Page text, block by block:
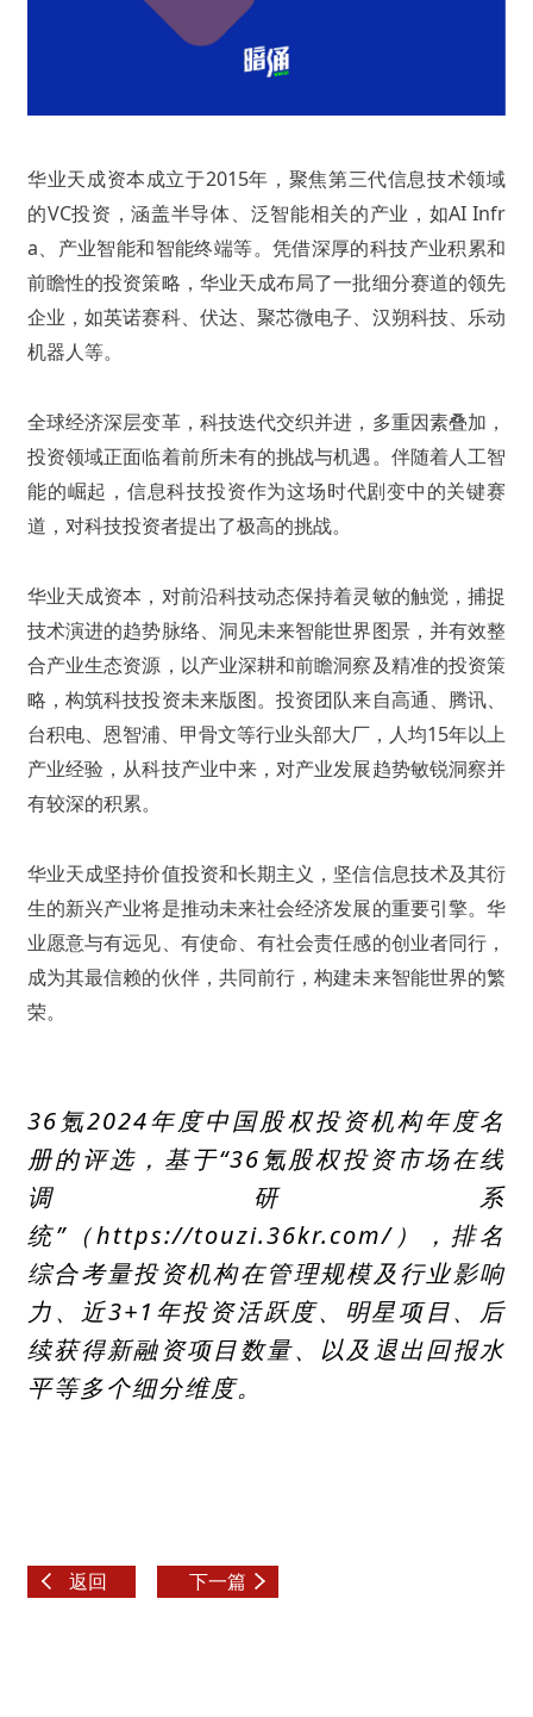
华业天成资本成立于2015年，聚焦第三代信息技术领域
的VC投资 ，涵盖半导体、泛智能相关的产业，如AI Infr
a、产业智能和智能终端等。凭借深厚的科技产业积累和
前瞻性的投资策略，华业天成布局了一批细分赛道的领先
企业，如英诺赛科、伏达、聚芯微电子、汉朔科技、乐动
机器人等。
全球经济深层变革，科技迭代交织并进，多重因素叠加，
投资领域正面临着前所未有的挑战与机遇。伴随着人工智
能的崛起，信息科技投资作为这场时代剧变中的关键赛
道，对科技投资者提出了极高的挑战。
华业天成资本，对前沿科技动态保持着灵敏的触觉，捕捉
技术演进的趋势脉络、洞见未来智能世界图景，并有效整
合产业生态资源，以产业深耕和前瞻洞察及精准的投资策
略，构筑科技投资未来版图。投资团队来自高通、腾讯、
台积电、恩智浦、甲骨文等行业头部大厂，人均15年以上
产业经验，从科技产业中来，对产业发展趋势敏锐洞察并
有较深的积累。
华业天成坚持价值投资和长期主义，坚信信息技术及其衍
生的新兴产业将是推动未来社会经济发展的重要引擎。华
业愿意与有远见、有使命、有社会责任感的创业者同行，
成为其最信赖的伙伴，共同前行，构建未来智能世界的繁
荣。
36氪2024年度中国股权投资机构年度名
册的评选，基于“36氪股权投资市场在线
调研系
统”（https://touzi.36kr.com/），排名
综合考量投资机构在管理规模及行业影响
力、近3+1年投资活跃度、明星项目、后
续获得新融资项目数量、以及退出回报水
平等多个细分维度。
返回 下一篇